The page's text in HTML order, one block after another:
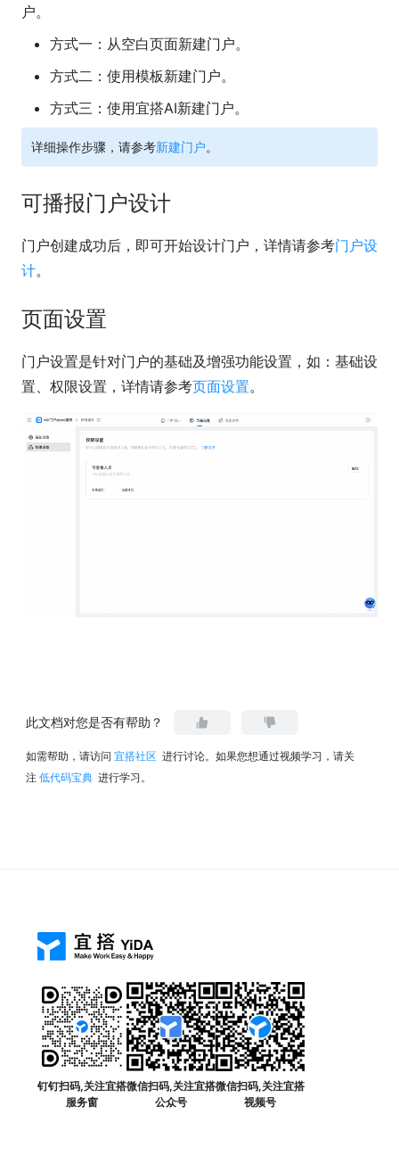
户。
方式一 ：从空白页面新建门户。
方式二 ：使用模板新建门户。
方式三 ：使用宜搭AI新建门户。
详细操作步骤，请参考新建门户。
可播报门户设计
门户创建成功后，即可开始设计门户，详情请参考门户设
计。
页面设置
门户设置是针对门户的基础及增强功能设置，如：基础设
置、权限设置，详情请参考页面设置。
此文档对您是否有帮助？
如需帮助，请访问 宜搭社区 进行讨论。如果您想通过视频学习，请关
注 低代码宝典 进行学习。
钉钉扫码,关注宜搭
服务窗
微信扫码,关注宜搭
公众号
微信扫码,关注宜搭
视频号